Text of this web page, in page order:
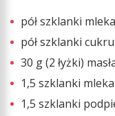
pół szklanki mleka
pół szklanki cukru
30 g (2 łyżki)
1,5 szklanki
1,5 szklanki